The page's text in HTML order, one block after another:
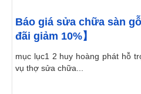
Báo giá sửa chữa sàn
đãi giảm 10%】
mục lục1 2 huy hoàng phát hỗ
vụ thợ sửa chữa...